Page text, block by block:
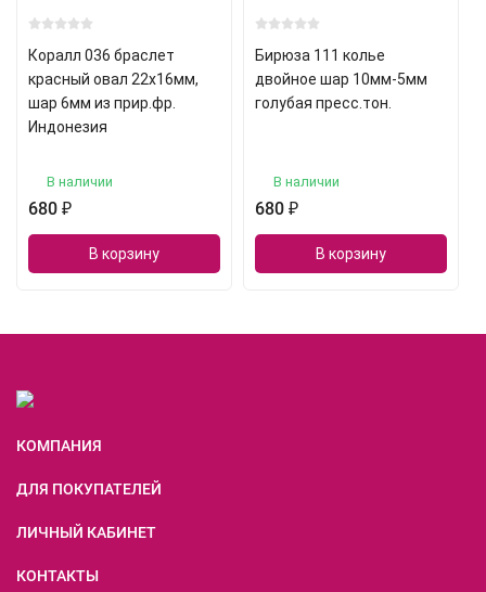
Коралл 036 браслет
красный овал 22х16мм,
шар 6мм из прир.фр.
Индонезия
В наличии
680 ₽
В корзину
Бирюза 111 колье
двойное шар 10мм-5мм
голубая пресс.тон.
В наличии
680 ₽
В корзину
КОМПАНИЯ
ДЛЯ ПОКУПАТЕЛЕЙ
ЛИЧНЫЙ КАБИНЕТ
КОНТАКТЫ